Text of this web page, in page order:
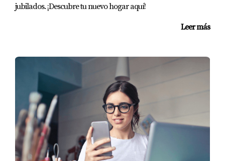
jubilados. ¡Descubre tu nuevo hogar aquí!
Leer más